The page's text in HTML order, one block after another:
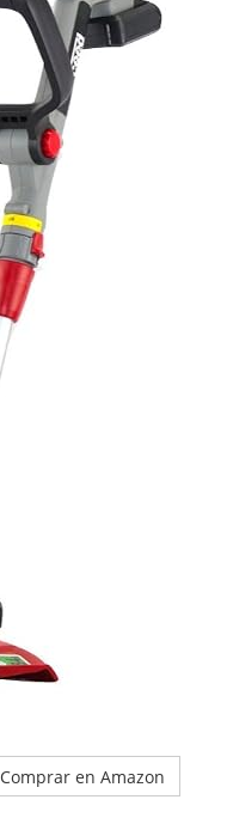
Comprar en Amazon